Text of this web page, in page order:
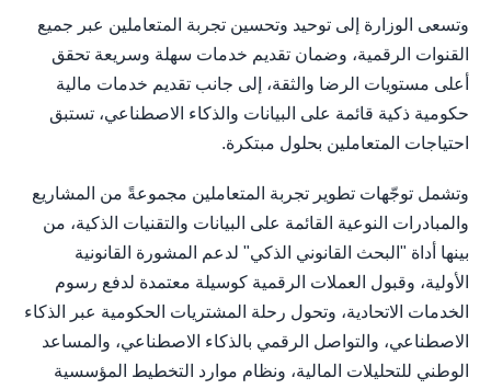
وتسعى الوزارة إلى توحيد وتحسين تجربة المتعاملين عبر جميع
القنوات الرقمية، وضمان تقديم خدمات سهلة وسريعة تحقق
أعلى مستويات الرضا والثقة، إلى جانب تقديم خدمات مالية
حكومية ذكية قائمة على البيانات والذكاء الاصطناعي، تستبق
احتياجات المتعاملين بحلول مبتكرة.
وتشمل توجّهات تطوير تجربة المتعاملين مجموعةً من المشاريع
والمبادرات النوعية القائمة على البيانات والتقنيات الذكية، من
بينها أداة "البحث القانوني الذكي" لدعم المشورة القانونية
الأولية، وقبول العملات الرقمية كوسيلة معتمدة لدفع رسوم
الخدمات الاتحادية، وتحول رحلة المشتريات الحكومية عبر الذكاء
الاصطناعي، والتواصل الرقمي بالذكاء الاصطناعي، والمساعد
الوطني للتحليلات المالية، ونظام موارد التخطيط المؤسسية